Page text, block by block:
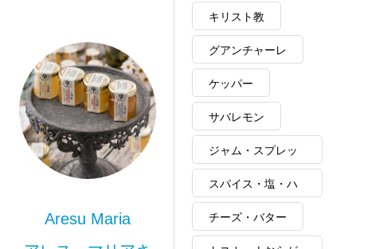
Aresu Maria
キリスト教
グアンチャーレ
ケッパー
サバレモン
ジャム・スプレッ
ド
スパイス・塩・ハ
ーブ・ポルチーニ
チーズ・バター